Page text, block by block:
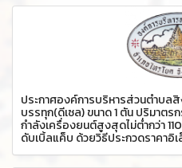
ประกาศองค์การบริหารส่วนตำบล
บรรทุก(ดีเซล) ขนาด 1 ตัน ปริมาต
กำลังเครื่องยนต์สูงสุดไม่ต่ำกว่า
ดับเบิ้ลแค็บ ด้วยวิธีประกวดราคาอิ